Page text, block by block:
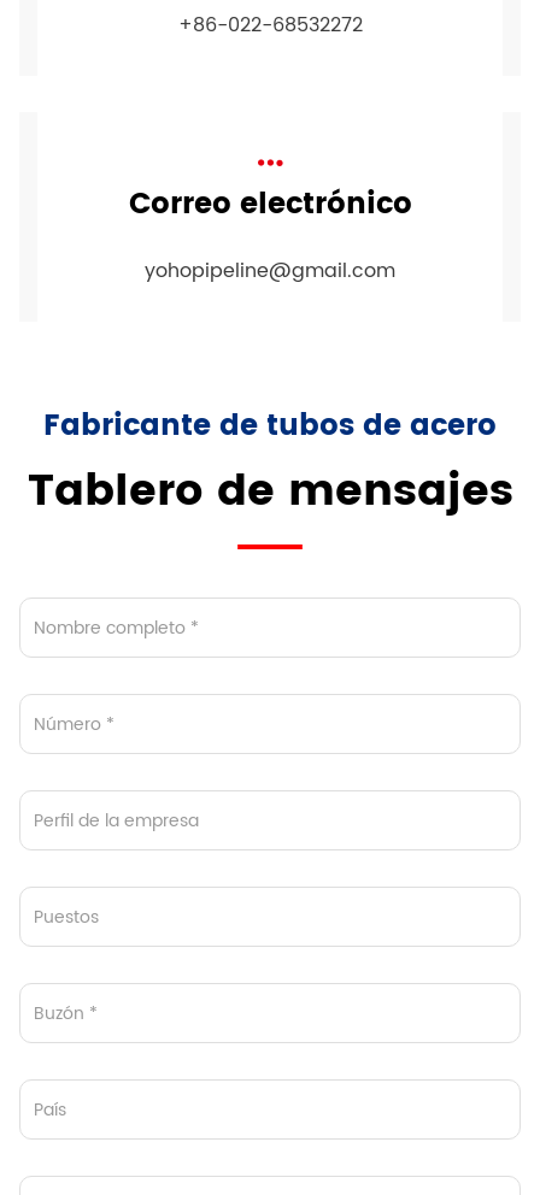
+86-022-68532272
Correo electrónico
yohopipeline@gmail.com
Fabricante de tubos de acero
Tablero de mensajes